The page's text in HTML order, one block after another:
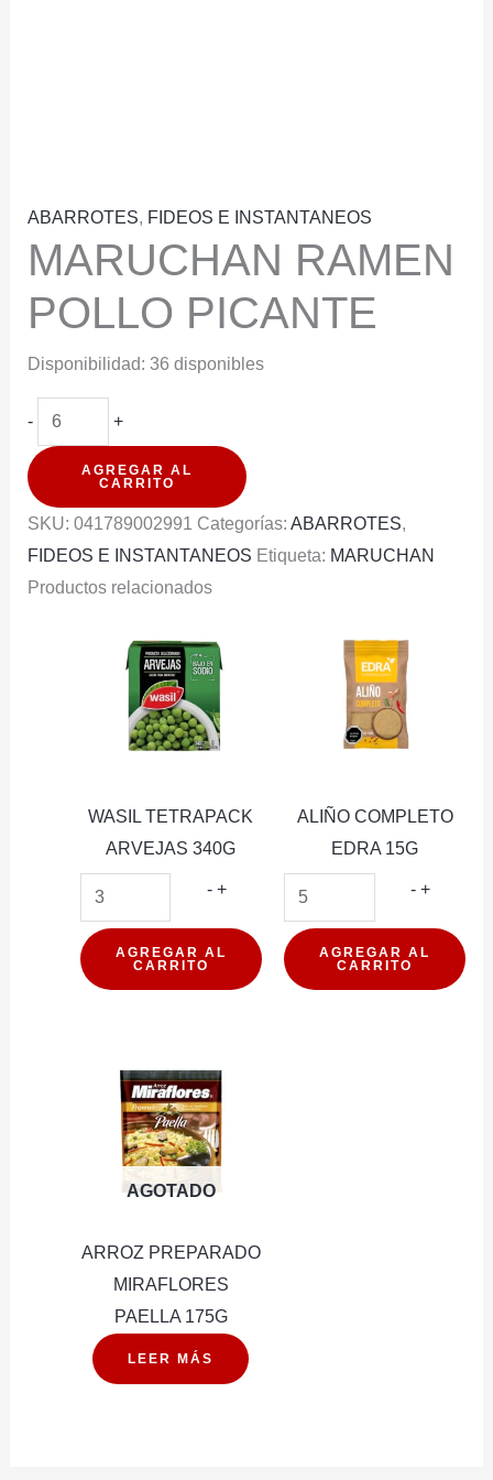
ABARROTES, FIDEOS E INSTANTANEOS
MARUCHAN RAMEN
POLLO PICANTE
Disponibilidad: 36 disponibles
-
MARUCHAN
RAMEN
POLLO
PICANTE
+
AGREGAR AL
CARRITO
SKU: 041789002991 Categorías: ABARROTES,
FIDEOS E INSTANTANEOS Etiqueta: MARUCHAN
Productos relacionados
WASIL TETRAPACK
ARVEJAS 340G
- WASIL
TETRAPACK
ARVEJAS
340G
+
AGREGAR AL
CARRITO
ALIÑO COMPLETO
EDRA 15G
- ALIÑO
EDRA
15G
+
AGREGAR AL
CARRITO
AGOTADO
ARROZ PREPARADO
MIRAFLORES
PAELLA 175G
LEER MÁS